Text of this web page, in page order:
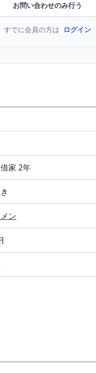
お問い合わせのみ行う
すでに会員の方は ログイン
家 2年
ン